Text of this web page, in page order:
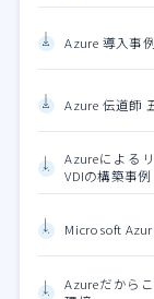
Azure 導入事
Azure 伝道師
Azureによる
VDIの構築事例
Microsoft
Azureだから